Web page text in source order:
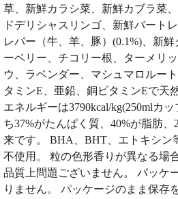
草、新鮮カラシ菜、新鮮カブラ菜
ドデリシャスリンゴ、新鮮バート
レバー（牛、羊、豚）(0.1%)、新
ーベリー、チコリー根、ターメリ
ウ、ラベンダー、マシュマロルー
タミンE、亜鉛、銅ビタミンEで天
エネルギーは3790kcal/kg(250mlカ
ち37%がたんぱく質、40%が脂肪
来です。 BHA、BHT、エトキシン
不使用。 粒の色形香りが異なる場
品質上問題ございません。 パッケ
りません。 パッケージのまま保存